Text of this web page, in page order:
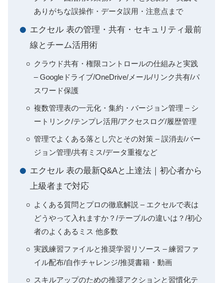
ありがちな誤操作・データ誤用・注意点まで
エクセル 表の管理・共有・セキュリティ最前
線とチーム活用術
クラウド共有・権限コントロールの仕組みと実践
– Googleドライブ/OneDrive/メール/リンク共有/パ
スワード保護
複数管理表の一元化・集約・バージョン管理 – シ
ートリンク/テンプレ活用/アクセスログ/履歴管理
管理でよくある落とし穴とその対策 – 誤消去/バー
ジョン管理/共有ミス/データ重複など
エクセル 表の最新Q&Aと上達法｜初心者から
上級者まで対応
よくある質問とプロの徹底解説 – エクセルで表は
どうやって入れますか？/テーブルの違いは？/初心
者のよくあるミス 他多数
実践練習ファイルと推奨学習リソース – 練習ファ
イル配布/自作チャレンジ/推奨書籍・動画
スキルアップのための推奨アクションと習慣化テ